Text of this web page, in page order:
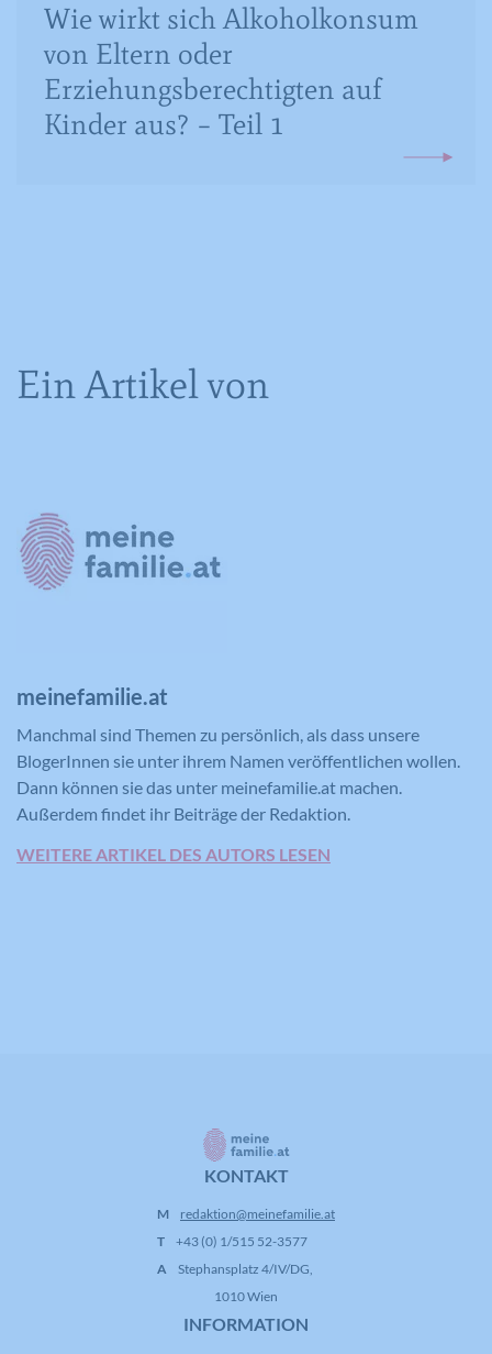
Wie wirkt sich Alkoholkonsum
von Eltern oder
Erziehungsberechtigten auf
Kinder aus? – Teil 1
Ein Artikel von
meinefamilie.at
Manchmal sind Themen zu persönlich, als dass unsere
BlogerInnen sie unter ihrem Namen veröffentlichen wollen.
Dann können sie das unter meinefamilie.at machen.
Außerdem findet ihr Beiträge der Redaktion.
WEITERE ARTIKEL DES AUTORS LESEN
KONTAKT
M
redaktion@meinefamilie.at
T
+43 (0) 1/515 52-3577
A
Stephansplatz 4/IV/DG,
1010 Wien
INFORMATION